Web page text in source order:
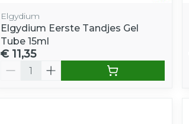
Elgydium
Elgydium Eerste Tandjes Gel
Tube 15ml
€ 11,35
Aantal